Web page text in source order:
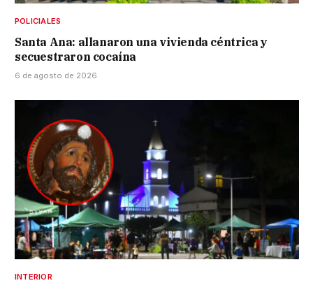
POLICIALES
Santa Ana: allanaron una vivienda céntrica y
secuestraron cocaína
6 de agosto de 2026
INTERIOR